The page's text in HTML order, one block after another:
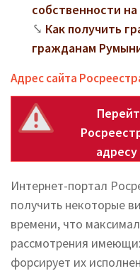
собственности
Как получить
гражданам
Адрес сайта
адресу
Интернет-портал
получить некоторые
времени, что
рассмотрения
форсирует их